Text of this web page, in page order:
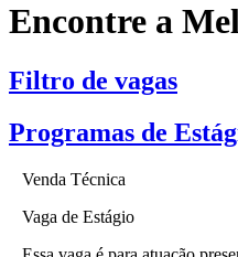
Encontre a
Filtro de vagas
Programas de
Venda Técnica
Vaga de Estágio